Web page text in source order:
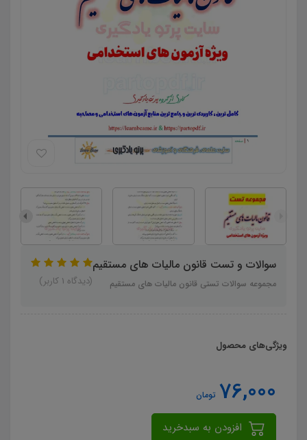
سوالات و تست قانون مالیات های مستقیم
مجموعه سوالات تستی قانون مالیات های مستقیم (دیدگاه 1 کاربر)
ویژگی‌های محصول
76,000 تومان